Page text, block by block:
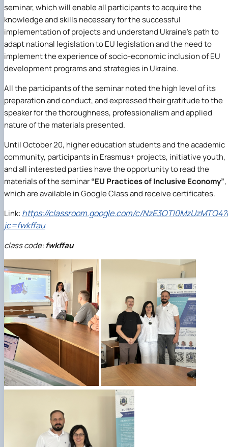
seminar, which will enable all participants to acquire the
knowledge and skills necessary for the successful
implementation of projects and understand Ukraine's path to
adapt national legislation to EU legislation and the need to
implement the experience of socio-economic inclusion of EU
development programs and strategies in Ukraine.
All the participants of the seminar noted the high level of its
preparation and conduct, and expressed their gratitude to the
speaker for the thoroughness, professionalism and applied
nature of the materials presented.
Until October 20, higher education students and the academic
community, participants in Erasmus+ projects, initiative youth,
and all interested parties have the opportunity to read the
materials of the seminar“EU Practices of Inclusive Economy”,
which are available in Google Class and receive certificates.
Link: https://classroom.google.com/c/
jc=fwkffau
class code:fwkffau